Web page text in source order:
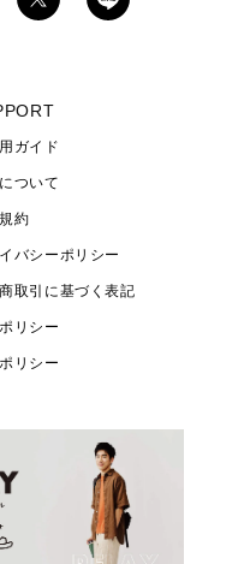
ガイド
ついて
約
バシーポリシー
取引に基づく表記
リシー
リシー
X